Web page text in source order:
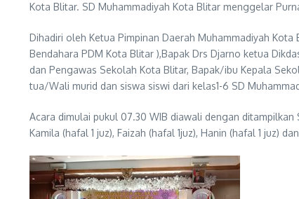
Kota Blitar. SD Muhammadiyah Kota Blitar menggelar
Dihadiri oleh Ketua Pimpinan Daerah Muhammadiyah
Bendahara PDM Kota Blitar ),Bapak Drs Djarno ketua
dan Pengawas Sekolah Kota Blitar, Bapak/ibu Kepala
tua/Wali murid dan siswa siswi dari kelas1-6 SD
Acara dimulai pukul 07.30 WIB diawali dengan ditampilkan
Kamila (hafal 1 juz), Faizah (hafal 1juz), Hanin (hafal 1 juz)